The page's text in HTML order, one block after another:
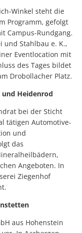
Winkel steht die
Programm, gefolgt
Campus-Rundgang.
und Stahlbau e. K.,
Eventlocation mit
des Tages bildet
Drobollacher Platz.
und Heidenrod
bei der Sticht
tätigen Automotive-
und
das
Angeboten. In
Ziegenhof
aus Hohenstein